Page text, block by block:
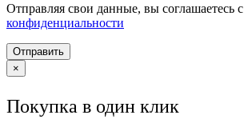
Отправляя свои данные, вы соглашаетесь с
конфиденциальности
Отправить
×
Покупка в один клик